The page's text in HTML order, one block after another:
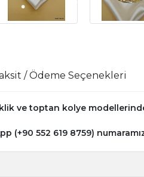
/ Ödeme Seçenekleri
ve toptan kolye
(+90 552 619 8759)